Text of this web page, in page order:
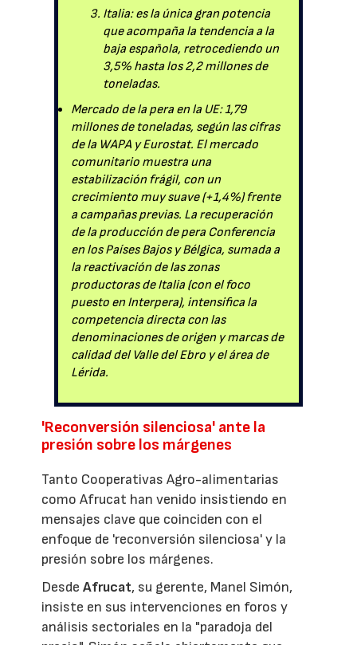
Italia: es la única gran potencia
que acompaña la tendencia a la
baja española, retrocediendo un
3,5% hasta los 2,2 millones de
toneladas.
Mercado de la pera en la UE: 1,79
millones de toneladas, según las cifras
de la WAPA y Eurostat. El mercado
comunitario muestra una
estabilización frágil, con un
crecimiento muy suave (+1,4%) frente
a campañas previas. La recuperación
de la producción de pera Conferencia
en los Países Bajos y Bélgica, sumada a
la reactivación de las zonas
productoras de Italia (con el foco
puesto en Interpera), intensifica la
competencia directa con las
denominaciones de origen y marcas de
calidad del Valle del Ebro y el área de
Lérida.
'Reconversión silenciosa' ante la
presión sobre los márgenes
Tanto Cooperativas Agro-alimentarias
como Afrucat han venido insistiendo en
mensajes clave que coinciden con el
enfoque de 'reconversión silenciosa' y la
presión sobre los márgenes.
DesdeAfrucat, su gerente, Manel Simón,
insiste en sus intervenciones en foros y
análisis sectoriales en la "paradoja del